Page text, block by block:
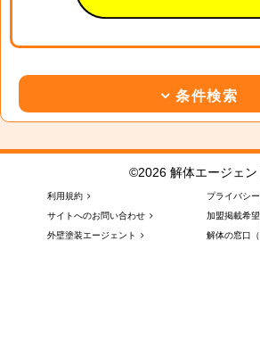
条件検索
©2026 解体エージェン
利用規約
プライバシ
サイトへのお問い合わせ
加盟掲載希
外壁塗装エージェント
解体の窓口（